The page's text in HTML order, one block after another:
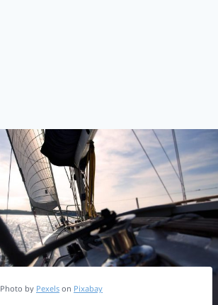
Photo by Pexels on Pixabay